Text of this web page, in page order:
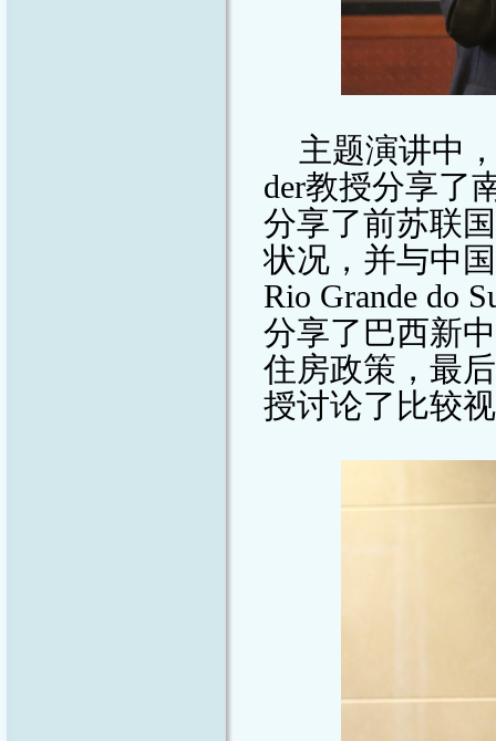
主题演讲中
der教授分享了
分享了前苏联
状况，并与中
Rio Grande do
分享了巴西新
住房政策，最
授讨论了比较